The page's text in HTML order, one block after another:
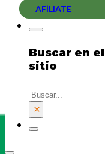
AFÍLIATE
Buscar en el
sitio
Buscar
×